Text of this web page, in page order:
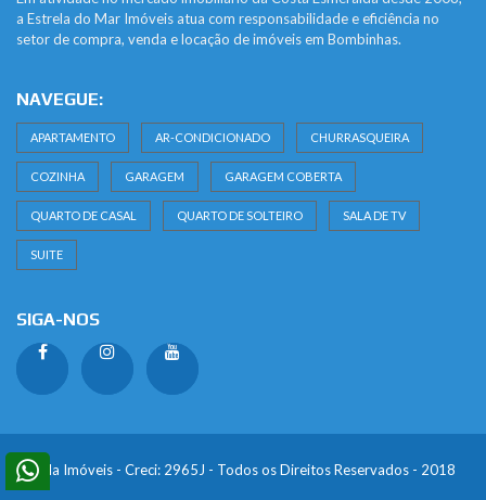
a Estrela do Mar Imóveis atua com responsabilidade e eficiência no
setor de compra, venda e locação de imóveis em Bombinhas.
NAVEGUE:
APARTAMENTO AR-CONDICIONADO CHURRASQUEIRA
COZINHA GARAGEM GARAGEM COBERTA
QUARTO DE CASAL QUARTO DE SOLTEIRO SALA DE TV
SUITE
SIGA-NOS
Estrela Imóveis - Creci: 2965J - Todos os Direitos Reservados - 2018